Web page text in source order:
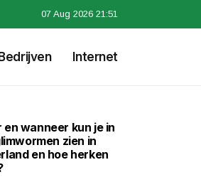
07 Aug 2026 21:51
Bedrijven Internet
en wanneer kun je in
zien in
en hoe herken